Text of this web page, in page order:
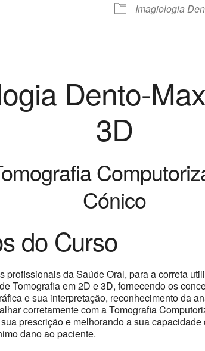
Imagiologia
Dento-
3D
Cónico
do Curso
profissionais da Saúde Oral, para a correta
Tomografia em 2D e 3D, fornecendo os
e sua interpretação, reconhecimento da
corretamente com a Tomografia
prescrição e melhorando a sua capacidade
dano ao paciente.